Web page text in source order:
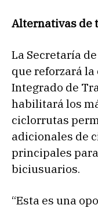
Alternativas de
La Secretaría
que reforzará
Integrado de
habilitará los
ciclorrutas
adicionales de
principales
biciusuarios.
“Esta es una